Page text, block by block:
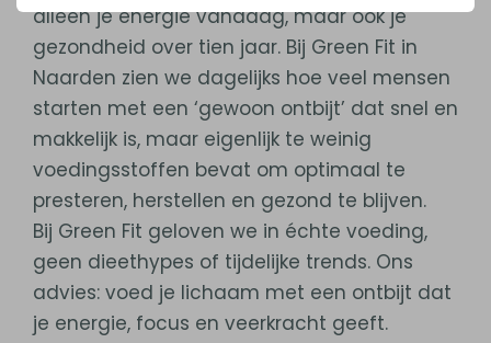
alleen je energie vandaag, maar ook je
gezondheid over tien jaar. Bij Green Fit in
Naarden zien we dagelijks hoe veel mensen
starten met een ‘gewoon ontbijt’ dat snel en
makkelijk is, maar eigenlijk te weinig
voedingsstoffen bevat om optimaal te
presteren, herstellen en gezond te blijven.
Bij Green Fit geloven we in échte voeding,
geen dieethypes of tijdelijke trends. Ons
advies: voed je lichaam met een ontbijt dat
je energie, focus en veerkracht geeft.